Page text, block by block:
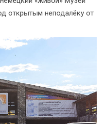
открытым неподалёку от